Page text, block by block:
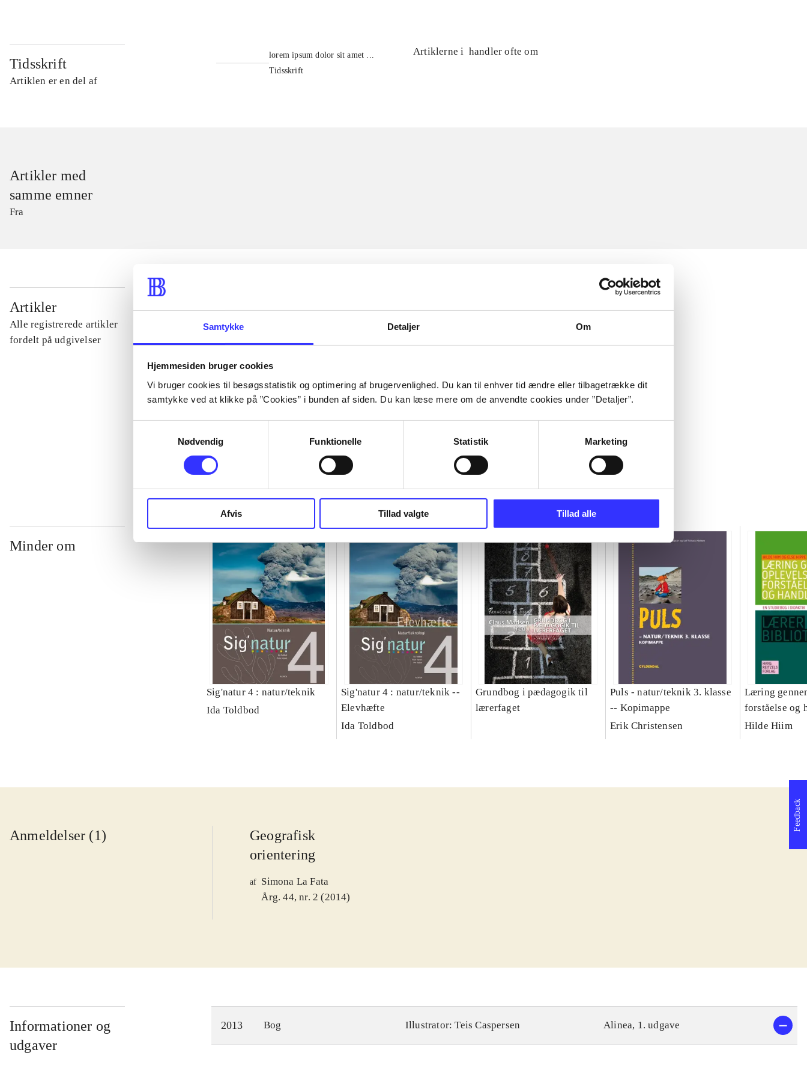
Samtykke Detaljer Om
Hjemmesiden bruger cookies
Vi bruger cookies til besøgsstatistik og optimering af brugervenlighed. Du kan til enhver tid ændre eller tilbagetrække dit
samtykke ved at klikke på ”Cookies” i bunden af siden. Du kan læse mere om de anvendte cookies under ”Detaljer”.
Nødvendig
Funktionelle Statistik Marketing
Afvis Tillad valgte Tillad alle
Tidsskrift
Artiklen er en del af
lorem ipsum dolor sit amet ...
Tidsskrift
Artiklerne i handler ofte om
Artikler med
samme emner
Fra
Artikler
Alle registrerede artikler
fordelt på udgivelser
...
Minder om
Sig'natur 4 : natur/teknik
Ida Toldbod
Sig'natur 4 : natur/teknik --
Elevhæfte
Ida Toldbod
Grundbog i pædagogik til
lærerfaget
Puls - natur/teknik 3. klasse
-- Kopimappe
Erik Christensen
Læring
forståelse og
studiebog i
Hilde Hiim
Anmeldelser (1)
Geografisk
orientering
af Simona La Fata
Årg. 44, nr. 2 (2014)
Informationer og
udgaver
2013 Bog Illustrator: Teis Caspersen Alinea, 1. udgave
Feedback